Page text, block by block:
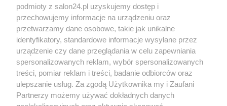
Społeczeństwo
Kultura
X Facebook Instagram Youtube
podmioty z salon24.pl uzyskujemy dostęp i
przechowujemy informacje na urządzeniu oraz
przetwarzamy dane osobowe, takie jak unikalne
identyfikatory, standardowe informacje wysyłane przez
urządzenie czy dane przeglądania w celu zapewniania
spersonalizowanych reklam, wybór spersonalizowanych
treści, pomiar reklam i treści, badanie odbiorców oraz
ulepszanie usług. Za zgodą Użytkownika my i Zaufani
Partnerzy możemy używać dokładnych danych